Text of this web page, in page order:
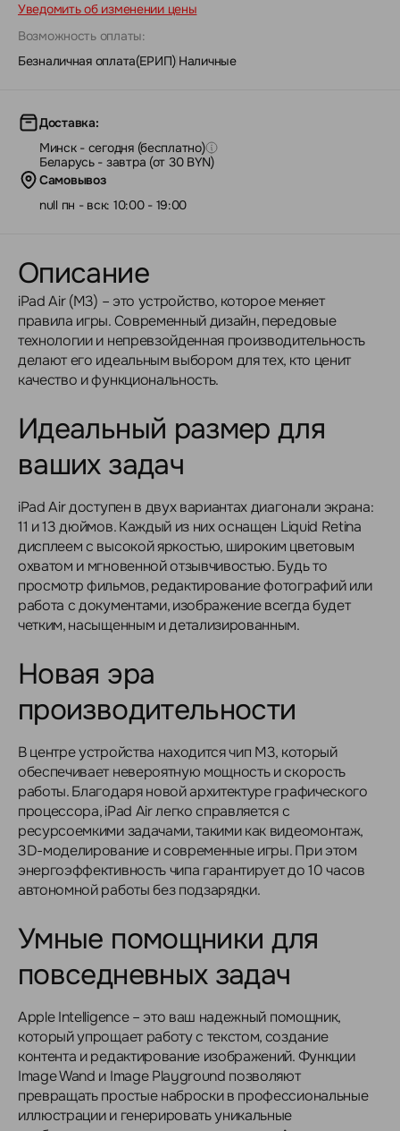
Уведомить об изменении цены
Возможность оплаты:
Безналичная оплата(ЕРИП)| Наличные
Доставка:
Минск - сегодня (бесплатно)
Беларусь - завтра (от 30 BYN)
Самовывоз
null пн - вск: 10:00 - 19:00
Описание
iPad Air (M3) – это устройство, которое меняет
правила игры. Современный дизайн, передовые
технологии и непревзойденная производительность
делают его идеальным выбором для тех, кто ценит
качество и функциональность.
Идеальный размер для
ваших задач
iPad Air доступен в двух вариантах диагонали экрана:
11 и 13 дюймов. Каждый из них оснащен Liquid Retina
дисплеем с высокой яркостью, широким цветовым
охватом и мгновенной отзывчивостью. Будь то
просмотр фильмов, редактирование фотографий или
работа с документами, изображение всегда будет
четким, насыщенным и детализированным.
Новая эра
производительности
В центре устройства находится чип M3, который
обеспечивает невероятную мощность и скорость
работы. Благодаря новой архитектуре графического
процессора, iPad Air легко справляется с
ресурсоемкими задачами, такими как видеомонтаж,
3D-моделирование и современные игры. При этом
энергоэффективность чипа гарантирует до 10 часов
автономной работы без подзарядки.
Умные помощники для
повседневных задач
Apple Intelligence – это ваш надежный помощник,
который упрощает работу с текстом, создание
контента и редактирование изображений. Функции
Image Wand и Image Playground позволяют
превращать простые наброски в профессиональные
иллюстрации и генерировать уникальные